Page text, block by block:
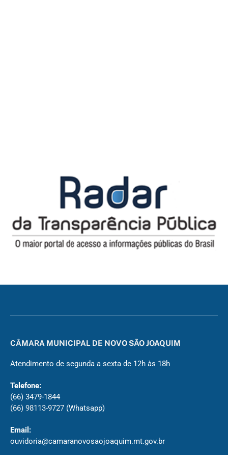
CÂMARA MUNICIPAL DE NOVO SÃO JOAQUIM
Atendimento de segunda a sexta de 12h às 18h
Telefone:
(66) 3479-1844
(66) 98113-9727 (Whatsapp)
Email:
ouvidoria@camaranovosaojoaquim.mt.gov.br